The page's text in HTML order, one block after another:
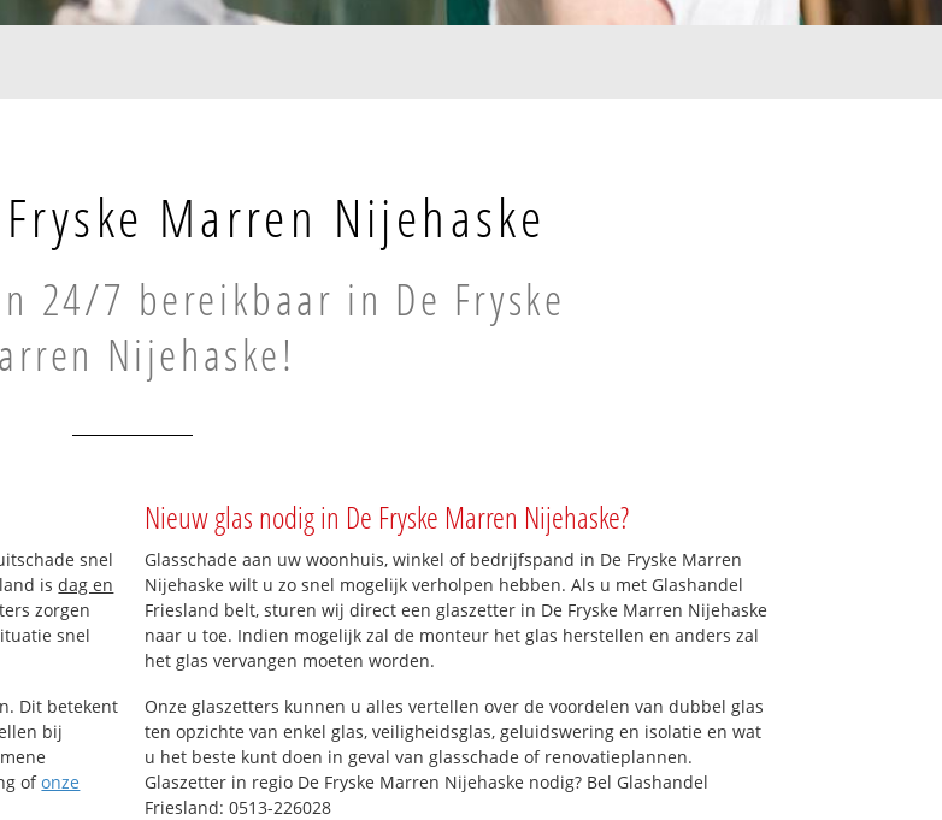
Marren Nijehaske
24/7 bereikbaar in De Fryske
Nijehaske!
snel
isdag en
zorgen
snel
Dit betekent
bij
ofonze
Nieuw glas nodig in De Fryske Marren Nijehaske?
Glasschade aan uw woonhuis, winkel of bedrijfspand in De Fryske Marren
Nijehaske wilt u zo snel mogelijk verholpen hebben. Als u met Glashandel
Friesland belt, sturen wij direct een glaszetter in De Fryske Marren Nijehaske
naar u toe. Indien mogelijk zal de monteur het glas herstellen en anders zal
het glas vervangen moeten worden.
Onze glaszetters kunnen u alles vertellen over de voordelen van dubbel glas
ten opzichte van enkel glas, veiligheidsglas, geluidswering en isolatie en wat
u het beste kunt doen in geval van glasschade of renovatieplannen.
Glaszetter in regio De Fryske Marren Nijehaske nodig? Bel Glashandel
Friesland: 0513-226028